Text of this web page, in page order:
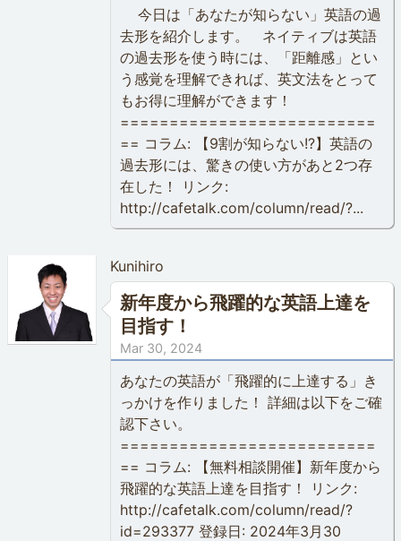
今日は「あなたが知らない」英語の過
去形を紹介します。 ネイティブは英語
の過去形を使う時には、「距離感」とい
う感覚を理解できれば、英文法をとって
もお得に理解ができます！
==========================
== コラム: 【9割が知らない!?】英語の
過去形には、驚きの使い方があと2つ存
在した！ リンク:
http://cafetalk.com/column/read/?...
Kunihiro
新年度から飛躍的な英語上達を
目指す！
Mar 30, 2024
あなたの英語が「飛躍的に上達する」き
っかけを作りました！ 詳細は以下をご確
認下さい。
==========================
== コラム: 【無料相談開催】新年度から
飛躍的な英語上達を目指す！ リンク:
http://cafetalk.com/column/read/?
id=293377 登録日: 2024年3月30